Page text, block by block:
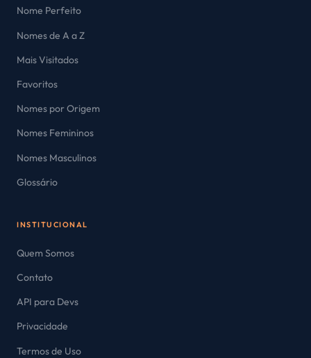
Nome Perfeito
Nomes de A a Z
Mais Visitados
Favoritos
Nomes por Origem
Nomes Femininos
Nomes Masculinos
Glossário
INSTITUCIONAL
Quem Somos
Contato
API para Devs
Privacidade
Termos de Uso